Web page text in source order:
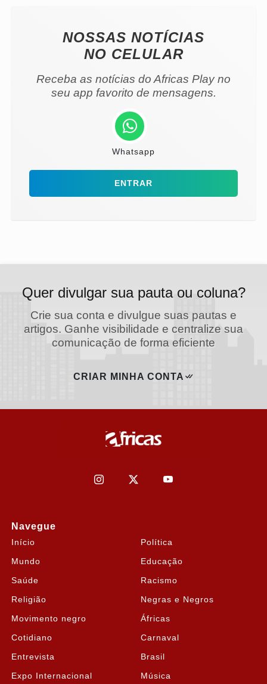
NOSSAS NOTÍCIAS
NO CELULAR
Receba as notícias do Africas Play no
seu app favorito de mensagens.
Whatsapp
ENTRAR
Quer divulgar sua pauta ou coluna?
Crie sua conta e divulgue suas pautas e
artigos. Ganhe visibilidade e centralize sua
comunicação de forma eficiente
CRIAR MINHA CONTA
Navegue
Início Política
Mundo Educação
Saúde Racismo
Religião Negras e Negros
Movimento negro Áfricas
Cotidiano Carnaval
Entrevista Brasil
Expo Internacional Música